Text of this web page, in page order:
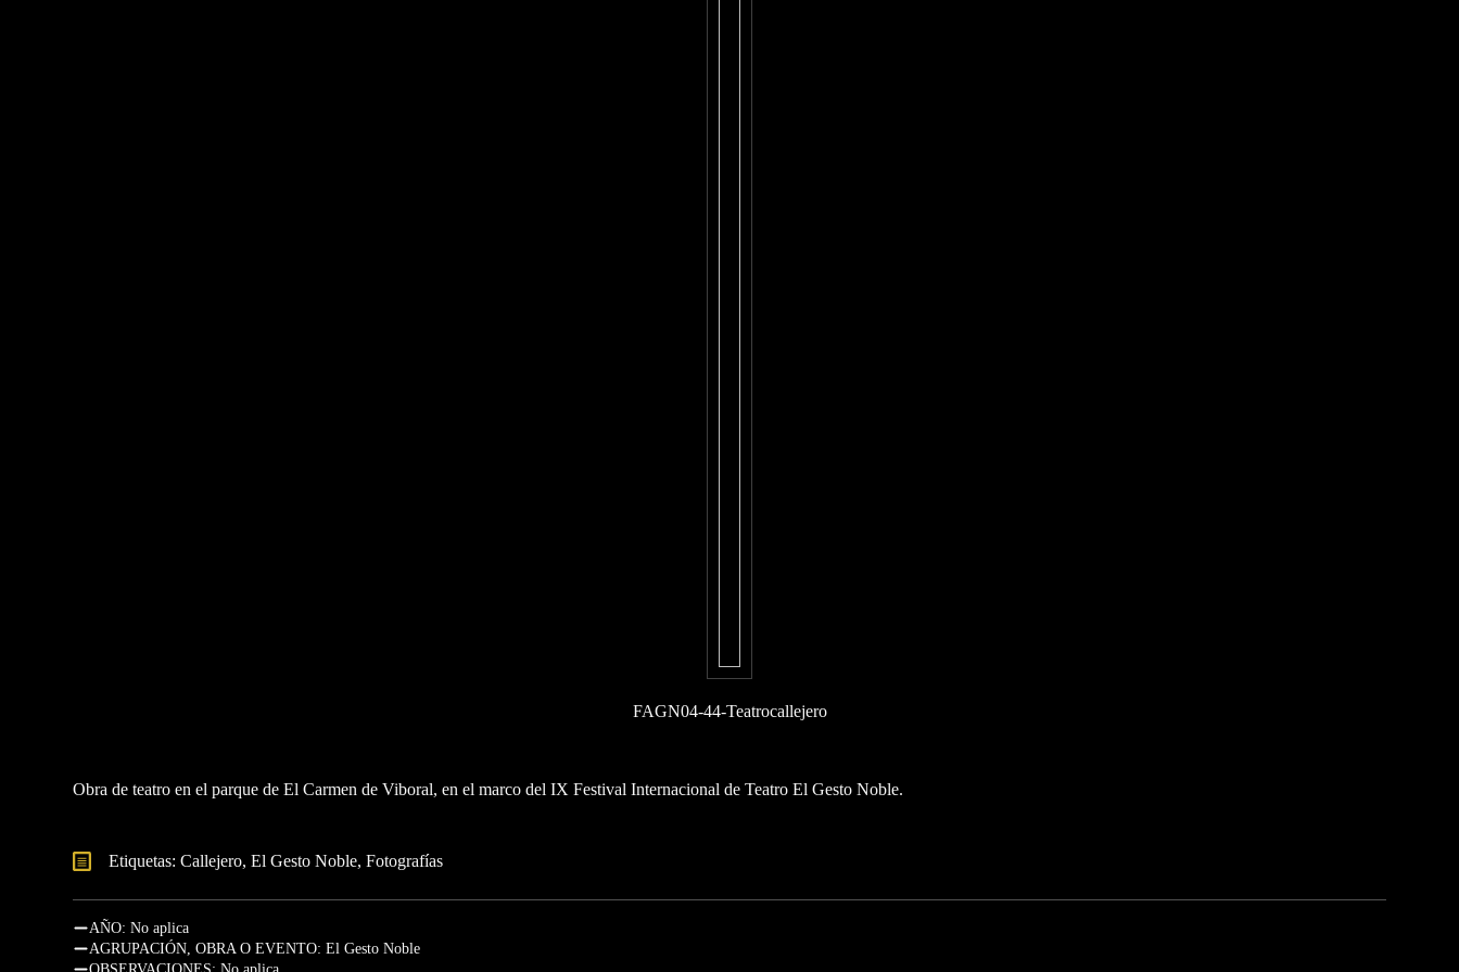
FAGN04-44-Teatrocallejero
Obra de teatro en el parque de El Carmen de Viboral, en el marco del IX Festival Internacional de Teatro El Gesto Noble.
Etiquetas: Callejero El Gesto Noble Fotografías
AÑO: No aplica
AGRUPACIÓN, OBRA O EVENTO: El Gesto Noble